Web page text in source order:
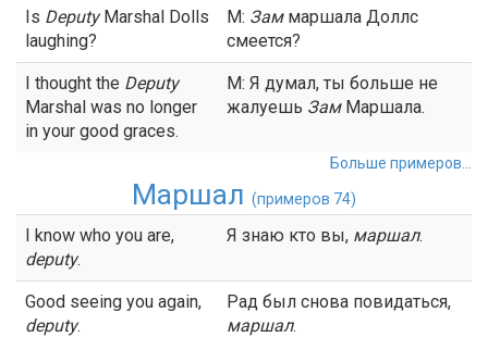
Is DeputyMarshal Dolls
laughing?
М: Заммаршала Доллс
смеется?
I thought the Deputy
Marshal was no longer
in your good graces.
М: Я думал, ты больше не
жалуешь ЗамМаршала.
Больше примеров...
Маршал (примеров 74)
I know who you are,
deputy.
Я знаю кто вы, маршал.
Good seeing you again,
deputy.
Рад был снова повидаться,
маршал.